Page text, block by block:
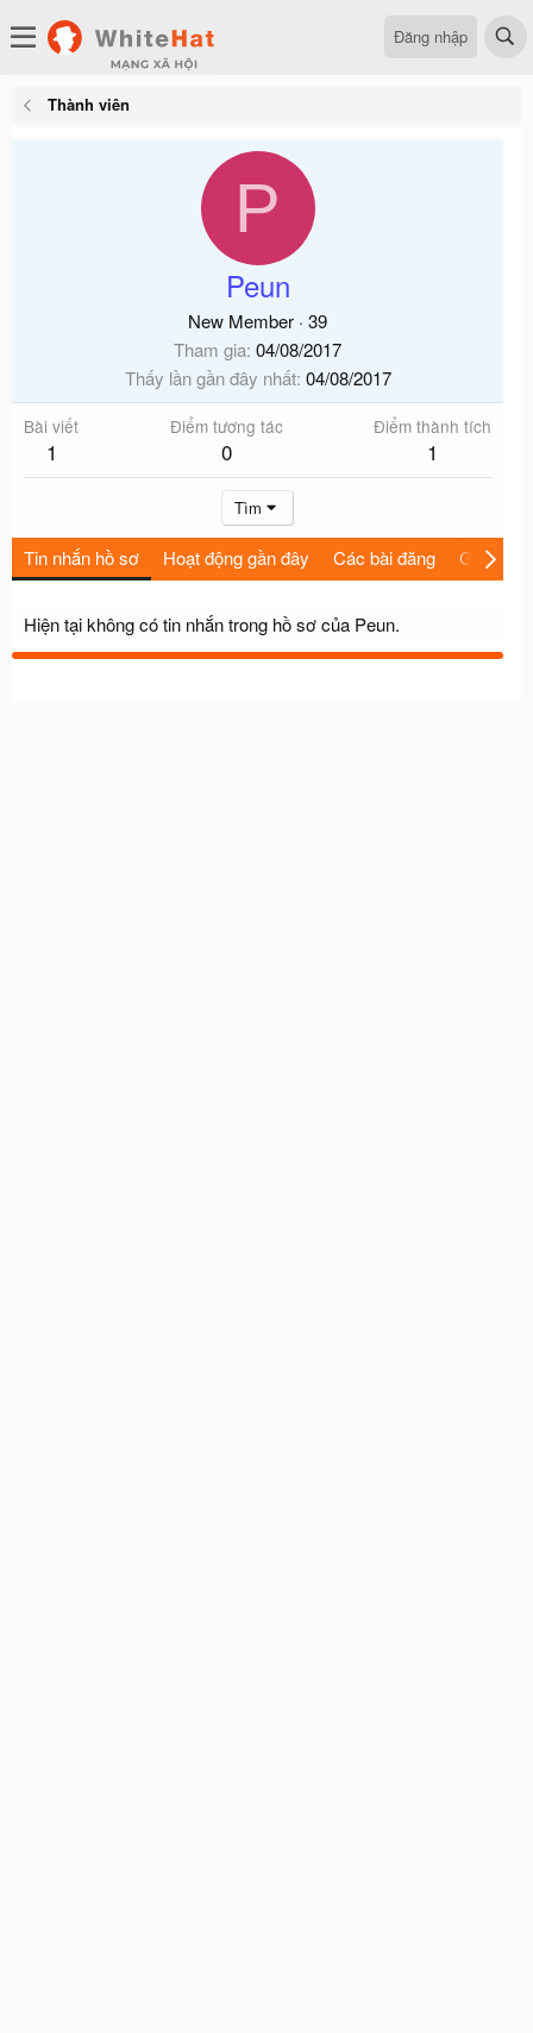
Đăng nhập
Thành viên
P
Peun
New Member · 39
Tham gia 04/08/2017
Thấy lần gần đây nhất 04/08/2017
Bài viết
1
Điểm tương tác
0
Điểm thành tích
1
Tìm
Tin nhắn hồ sơ Hoạt động gần đây Các bài đăng Giới thiệu
Hiện tại không có tin nhắn trong hồ sơ của Peun.